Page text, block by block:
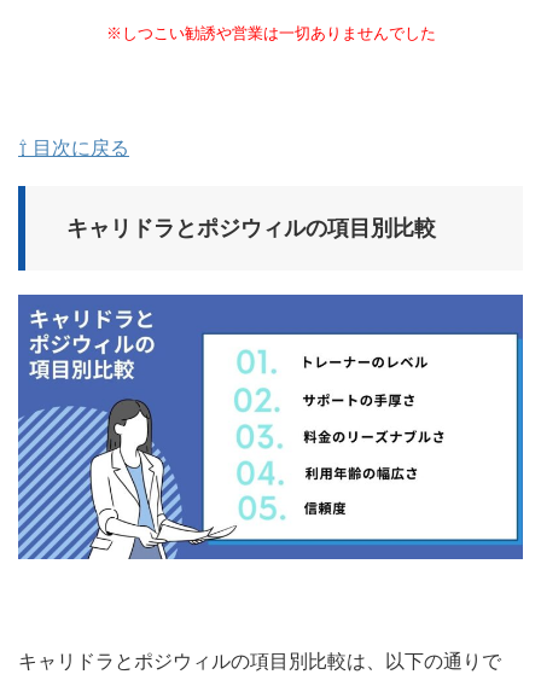
※しつこい勧誘や営業は一切ありませんでした
⇧ 目次に戻る
キャリドラとポジウィルの項目別比較
キャリドラとポジウィルの項目別比較は、以下の通りで